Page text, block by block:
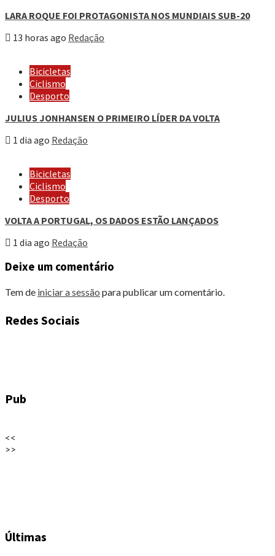
LARA ROQUE FOI PROTAGONISTA NOS MUNDIAIS SUB-20
13 horas ago Redação
Bicicletas
Ciclismo
Desporto
JULIUS JONHANSEN O PRIMEIRO LÍDER DA VOLTA
1 dia ago Redação
Bicicletas
Ciclismo
Desporto
VOLTA A PORTUGAL, OS DADOS ESTÃO LANÇADOS
1 dia ago Redação
Deixe um comentário
Tem de iniciar a sessão para publicar um comentário.
Redes Sociais
Pub
<<
>>
Últimas